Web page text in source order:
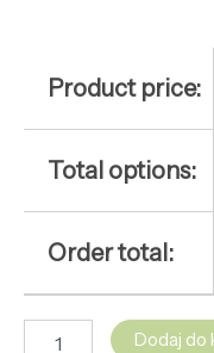
Product price:
Total options:
Order total:
Dodaj do